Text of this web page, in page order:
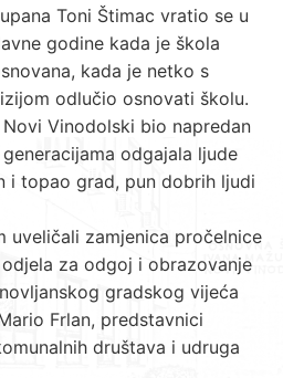
Toni Štimac vratio se u
godine kada je škola
kada je netko s
odlučio osnovati školu.
Vinodolski bio napredan
odgajala ljude
i topao grad, pun dobrih ljudi
uveličali zamjenica pročelnice
za odgoj i obrazovanje
gradskog vijeća
Frlan, predstavnici
društava i udruga